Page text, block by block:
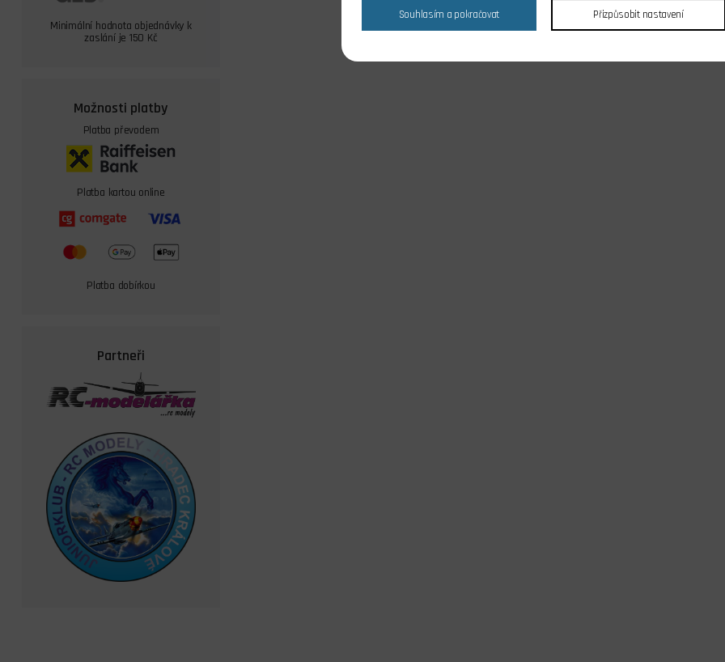
Minimální hodnota objednávky k
zaslání je 150 Kč
Možnosti platby
Platba převodem
Platba kartou online
Platba dobírkou
Partneři
Souhlasím a pokračovat Přizpůsobit nastavení